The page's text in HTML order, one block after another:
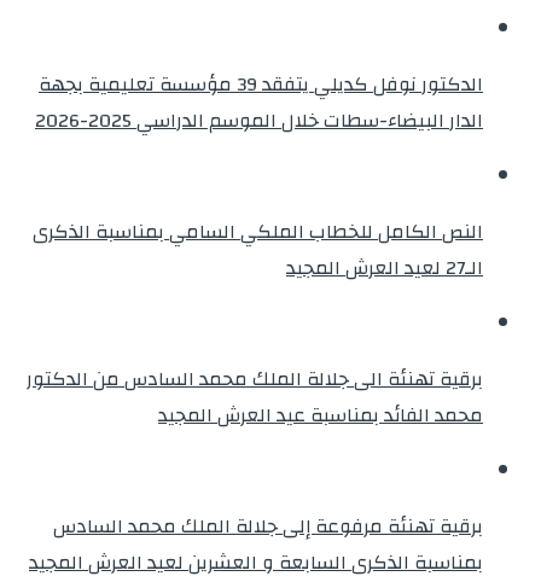
الدكتور نوفل كديلي يتفقد 39 مؤسسة تعليمية بجهة
الدار البيضاء-سطات خلال الموسم الدراسي 2025-2026
النص الكامل للخطاب الملكي السامي بمناسبة الذكرى
الـ27 لعيد العرش المجيد
برقية تهنئة الى جلالة الملك محمد السادس من الدكتور
محمد الفائد بمناسبة عيد العرش المجيد
برقية تهنئة مرفوعة إلى جلالة الملك محمد السادس
بمناسبة الذكرى السابعة و العشرين لعيد العرش المجيد